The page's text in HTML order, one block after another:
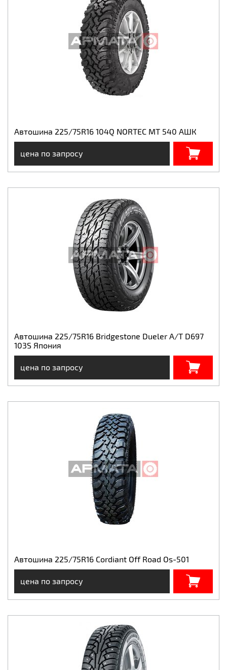
Автошина 225/75R16 104Q NORTEC MT 540 АШК
цена по запросу
Автошина 225/75R16 Bridgestone Dueler A/T D697
103S Япония
цена по запросу
Автошина 225/75R16 Cordiant Off Road Os-501
цена по запросу